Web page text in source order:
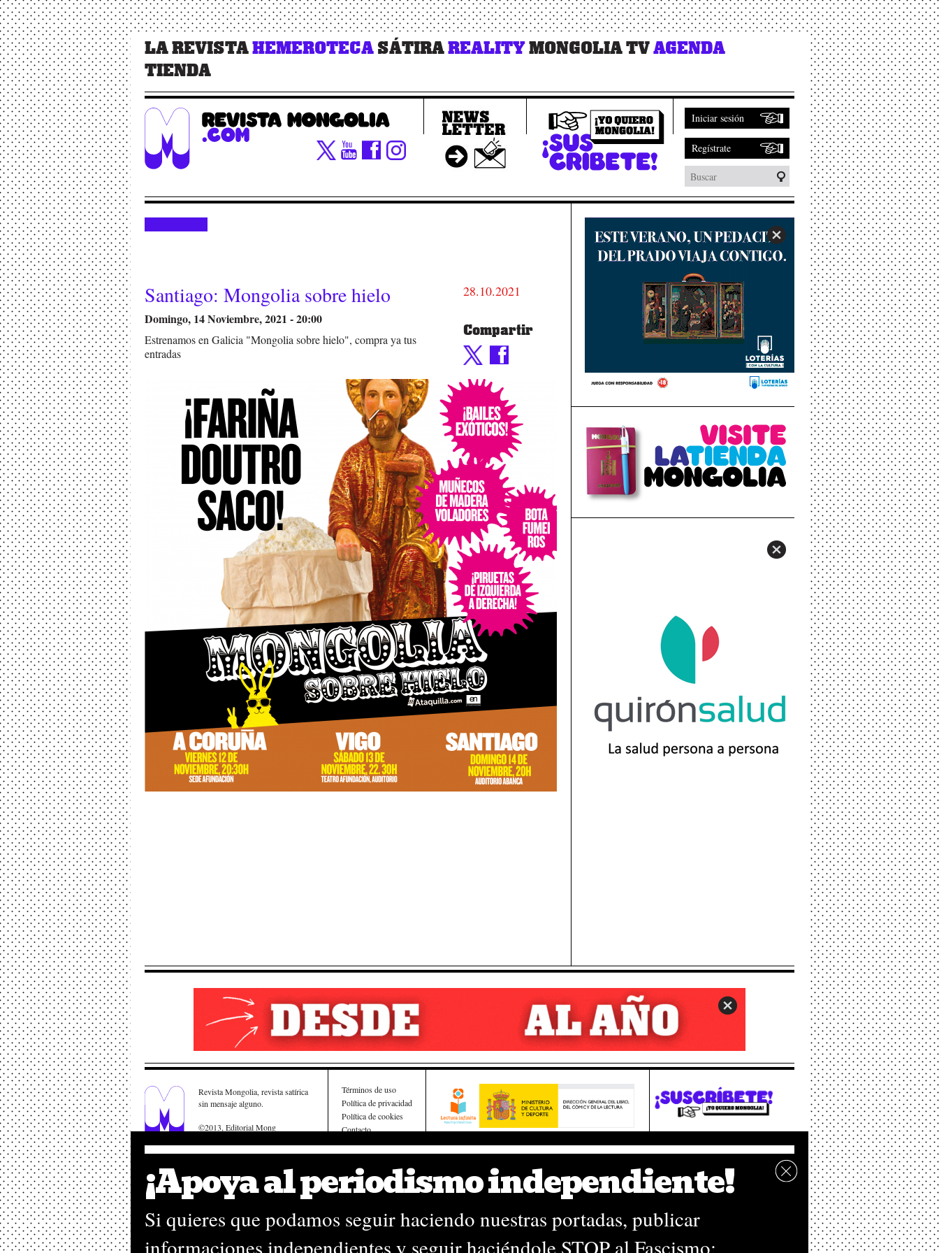
LA REVISTAHEMEROTECASÁTIRAREALITYMONGOLIA TVAGENDA
TIENDA
Iniciar sesión
Regístrate
Santiago: Mongolia sobre hielo
Domingo, 14 Noviembre, 2021 - 20:00
Estrenamos en Galicia "Mongolia sobre hielo", compra ya tus
entradas
28.10.2021
Compartir
Revista Mongolia, revista satírica
sin mensaje alguno.
©2013, Editorial Mong
Términos de uso
Política de privacidad
Política de cookies
Contacto
de Cultura
¡Apoya al periodismo independiente!
Si quieres que podamos seguir haciendo nuestras portadas, publicar
informaciones independientes y seguir haciéndole STOP al Fascismo: